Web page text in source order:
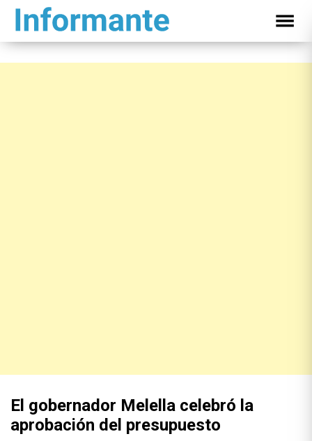
El gobernador Melella celebró la
aprobación del presupuesto